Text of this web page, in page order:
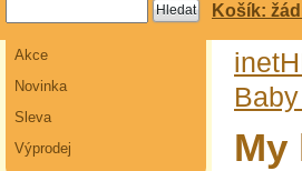
Košík:
Akce
Novinka
Sleva
Výprodej
My